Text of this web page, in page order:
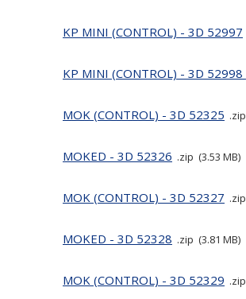
KP MINI (CONTROL) - 3D 52997
KP MINI (CONTROL) - 3D 52998
MOK (CONTROL) - 3D 52325 zip
MOKED - 3D 52326 zip 3.53 MB
MOK (CONTROL) - 3D 52327 zip
MOKED - 3D 52328 zip 3.81 MB
MOK (CONTROL) - 3D 52329 zip